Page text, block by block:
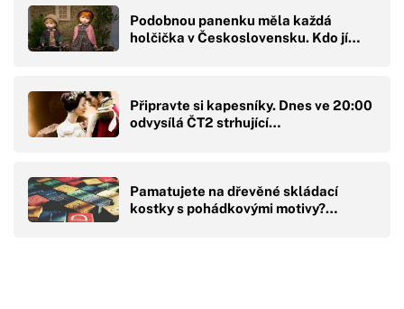
Podobnou panenku měla každá
holčička v Československu. Kdo jí…
Připravte si kapesníky. Dnes ve 20:00
odvysílá ČT2 strhující…
Pamatujete na dřevěné skládací
kostky s pohádkovými motivy?…